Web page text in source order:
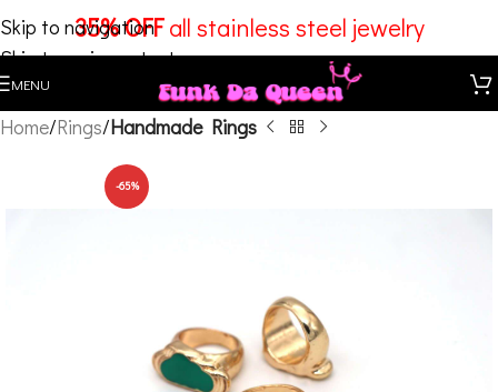
Skip to navigation
Skip to main content
35% OFFall stainless steel jewelry
MENU
Home Rings Handmade Rings
-65%